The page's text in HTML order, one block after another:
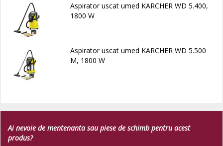
Aspirator uscat umed KARCHER WD 5.400,
1800 W
Aspirator uscat umed KARCHER WD 5.500
M, 1800 W
Ai nevoie de mentenanta sau piese de schimb pentru acest
produs?